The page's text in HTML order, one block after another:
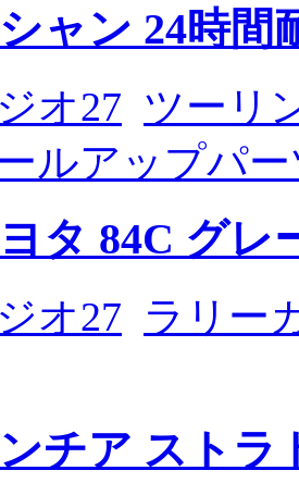
ャン 24時間
オ27 ツーリ
ルアップパ
ヨタ 84C グ
オ27 ラリー
チア ストラ